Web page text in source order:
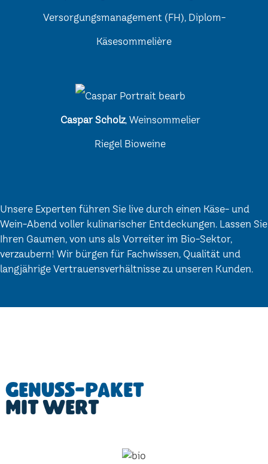
Versorgungsmanagement (FH), Diplom-
Käsesommelière
Caspar Scholz, Weinsommelier
Riegel Bioweine
Unsere Experten führen Sie live durch einen Käse- und
Wein-Abend voller kulinarischer Entdeckungen. Lassen Sie
Ihren Gaumen, von uns als Vorreiter im Bio-Sektor,
verzaubern! Wir bürgen für Fachwissen, Qualität und
langjährige Vertrauensverhältnisse zu unseren Kunden.
Genuss-Paket
mit Wert